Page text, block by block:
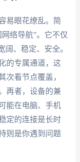
易眼花缭乱。简
络导航”。它不仅
阔、稳定、安全。
的专属通道，这
次看节点覆盖，
再者，设备的兼
能在电脑、手机
定的连接是长时
则是你遇到问题